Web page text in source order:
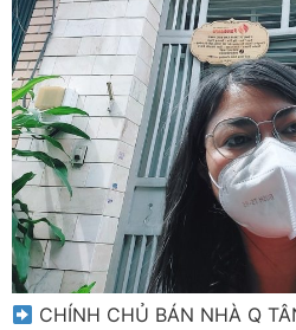
CHÍNH CHỦ BÁN NHÀ Q